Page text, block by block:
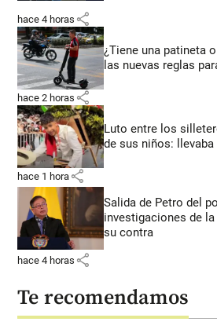
hace 4 horas share
¿Tiene una patineta
las nuevas reglas
hace 2 horas share
Luto entre los
de sus niños:
hace 1 hora share
Salida de Petro del
investigaciones de
su contra
hace 4 horas share
Te recomendamos